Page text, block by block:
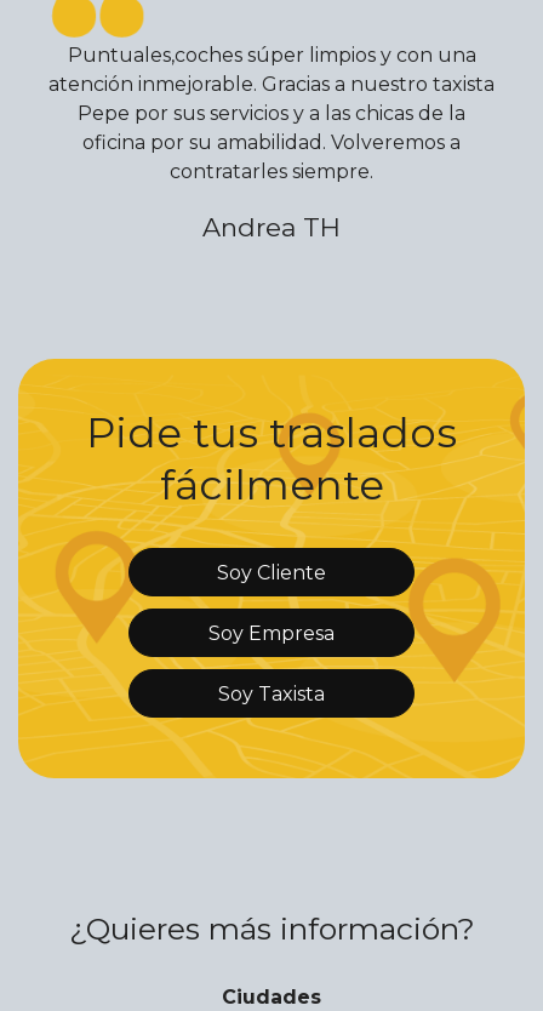
Puntuales,coches súper limpios y con una
atención inmejorable. Gracias a nuestro taxista
Pepe por sus servicios y a las chicas de la
oficina por su amabilidad. Volveremos a
contratarles siempre.
Andrea TH
Pide tus traslados
fácilmente
Soy Cliente
Soy Empresa
Soy Taxista
¿Quieres más información?
Ciudades